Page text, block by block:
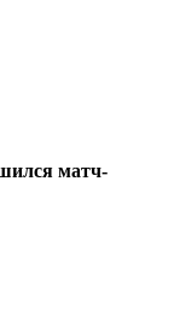
матч-